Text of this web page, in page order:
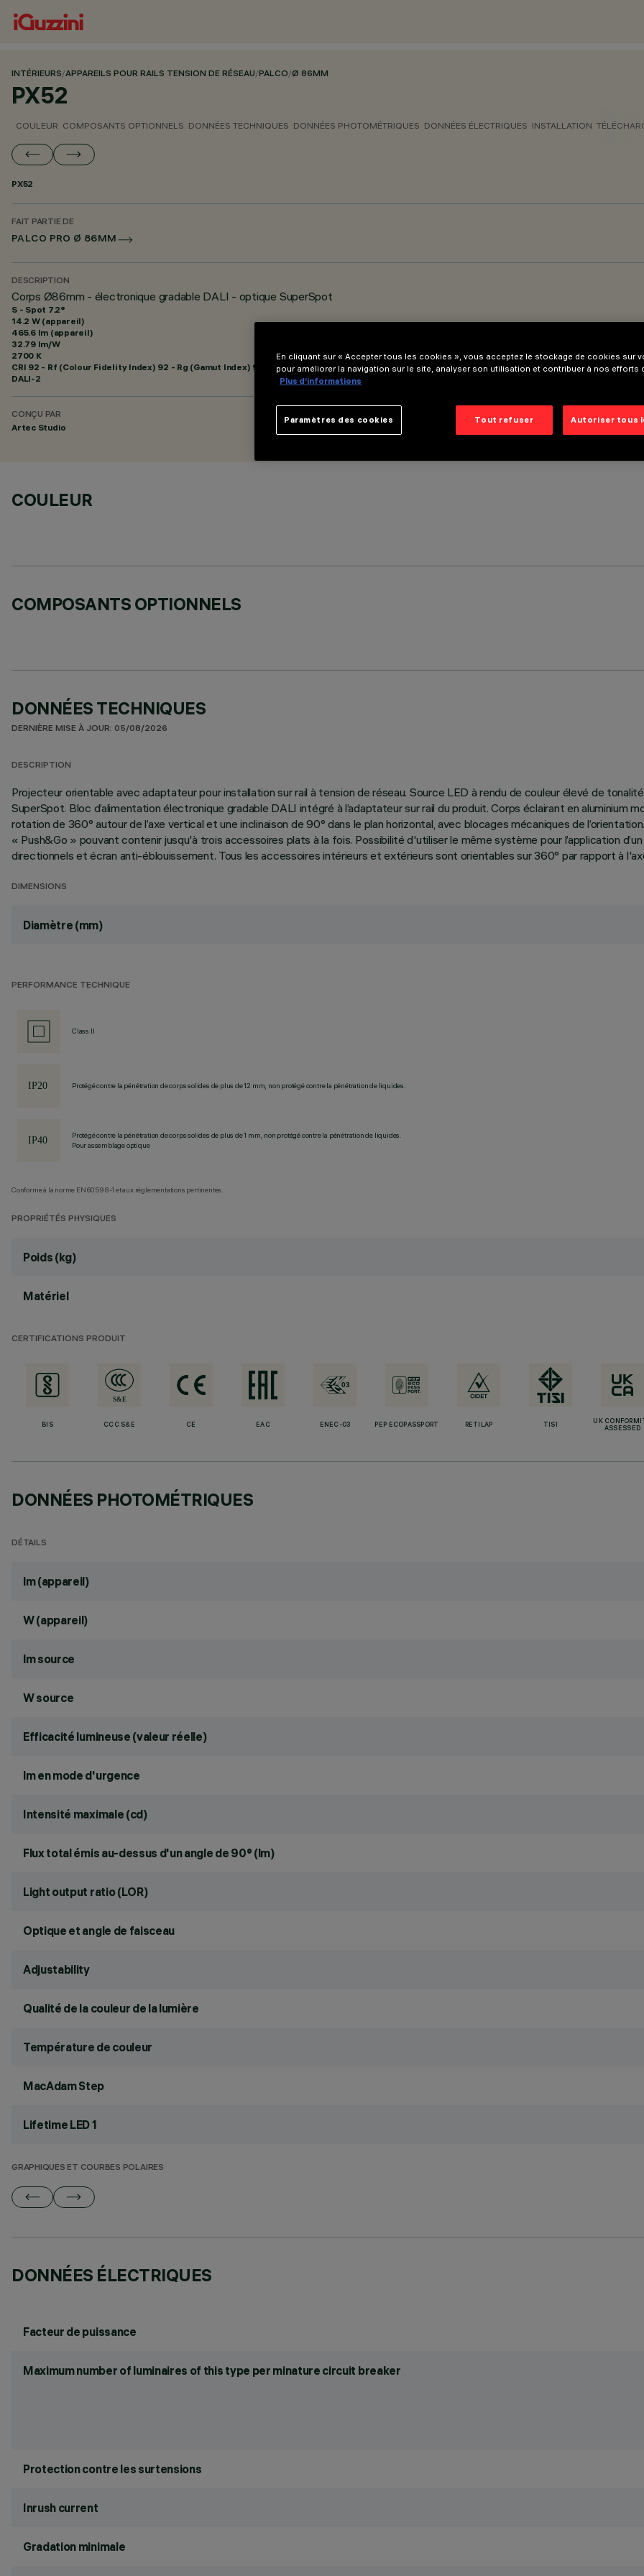
INTÉRIEURS/APPAREILS POUR RAILS TENSION DE RÉSEAU/PALCO/Ø 86MM
PX52
COULEUR COMPOSANTS OPTIONNELS DONNÉES TECHNIQUES DONNÉES PHOTOMÉTRIQUES DONNÉES ÉLECTRIQUES INSTALLATION
PX52
FAIT PARTIE DE
PALCO PRO Ø 86MM
DESCRIPTION
Corps Ø86mm - électronique gradable DALI - optique SuperSpot
S - Spot 7.2°
14.2 W (appareil)
465.6 lm (appareil)
32.79 lm/W
2700 K
CRI 92 - Rf (Colour Fidelity Index) 92 - Rg (Gamut Index) 99
DALI-2
CONÇU PAR
Artec Studio
COULEUR
COMPOSANTS OPTIONNELS
DONNÉES TECHNIQUES
DERNIÈRE MISE À JOUR: 05/08/2026
DESCRIPTION
Projecteur orientable avec adaptateur pour installation sur rail à tension de réseau. Source LED à rendu de couleur élevé de
SuperSpot. Bloc d’alimentation électronique gradable DALI intégré à l’adaptateur sur rail du produit. Corps éclairant en aluminium
rotation de 360° autour de l’axe vertical et une inclinaison de 90° dans le plan horizontal, avec blocages mécaniques de
« Push&Go » pouvant contenir jusqu'à trois accessoires plats à la fois. Possibilité d'utiliser le même système pour l’application
directionnels et écran anti-éblouissement. Tous les accessoires intérieurs et extérieurs sont orientables sur 360° par rapport à
DIMENSIONS
Diamètre (mm)
PERFORMANCE TECHNIQUE
Class II
Protégé contre la pénétration de corps solides de plus de 12 mm, non protégé contre la pénétration de liquides.
Protégé contre la pénétration de corps solides de plus de 1 mm, non protégé contre la pénétration de liquides.
Pour assemblage optique
Conforme à la norme EN60598-1 et aux réglementations pertinentes.
PROPRIÉTÉS PHYSIQUES
Poids (kg)
Matériel
CERTIFICATIONS PRODUIT
BIS CCC S&E CE EAC ENEC-03 PEP ECOPASSPORT RETILAP TISI
UK
ASSESSED
DONNÉES PHOTOMÉTRIQUES
DÉTAILS
lm (appareil)
W (appareil)
lm source
W source
Efficacité lumineuse (valeur réelle)
lm en mode d'urgence
Intensité maximale (cd)
Flux total émis au-dessus d'un angle de 90° (lm)
Light output ratio (LOR)
Optique et angle de faisceau
Adjustability
Qualité de la couleur de la lumière
Température de couleur
MacAdam Step
Lifetime LED 1
GRAPHIQUES ET COURBES POLAIRES
DONNÉES ÉLECTRIQUES
Facteur de puissance
Maximum number of luminaires of this type per minature circuit breaker
Protection contre les surtensions
Inrush current
Gradation minimale
En cliquant sur « Accepter tous les cookies », vous acceptez le stockage de cookies sur
pour améliorer la navigation sur le site, analyser son utilisation et contribuer à nos efforts
Plus d’informations
Tout refuser Autoriser tous
Paramètres des cookies